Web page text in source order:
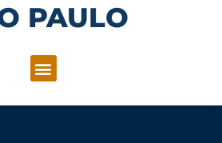
PAULO